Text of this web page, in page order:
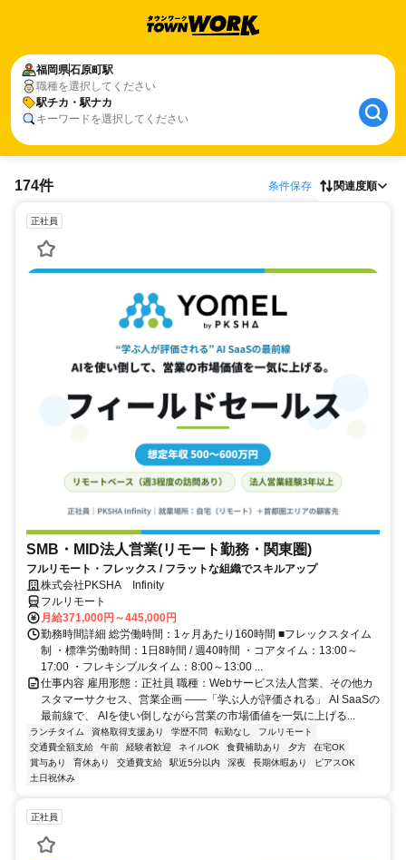
福岡県石原町駅
職種を選択してください
駅チカ・駅ナカ
キーワードを選択してください
174件 条件保存 関連度順
正社員
SMB・MID法人営業(リモート勤務・関東圏)
フルリモート・フレックス / フラットな組織でスキルアップ
株式会社PKSHA Infinity
フルリモート
月給371,000円～445,000円
勤務時間詳細 総労働時間：1ヶ月あたり160時間 ■フレックスタイム
制 ・標準労働時間：1日8時間 / 週40時間 ・コアタイム：13:00～
17:00 ・フレキシブルタイム：8:00～13:00 ...
仕事内容 雇用形態：正社員 職種：Webサービス法人営業、その他カ
スタマーサクセス、営業企画 ――「学ぶ人が評価される」 AI SaaSの
最前線で、 AIを使い倒しながら営業の市場価値を一気に上げる...
ランチタイム 資格取得支援あり 学歴不問 転勤なし
フルリモート
交通費全額支給
午前 経験者歓迎 ネイルOK 食費補助あり 夕方
在宅OK
賞与あり
育休あり 交通費支給 駅近5分以内 深夜 長期休暇あり
ピアスOK
土日祝休み
正社員